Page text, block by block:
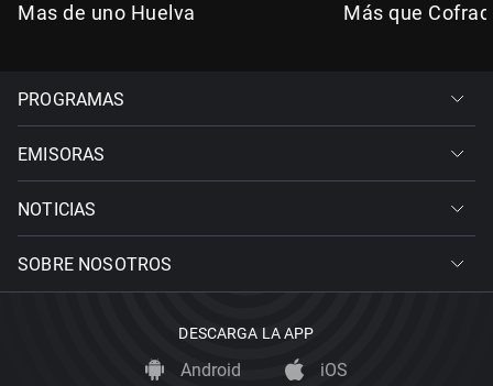
Mas de uno Huelva Más que
PROGRAMAS
EMISORAS
NOTICIAS
SOBRE NOSOTROS
DESCARGA LA APP
Android iOS